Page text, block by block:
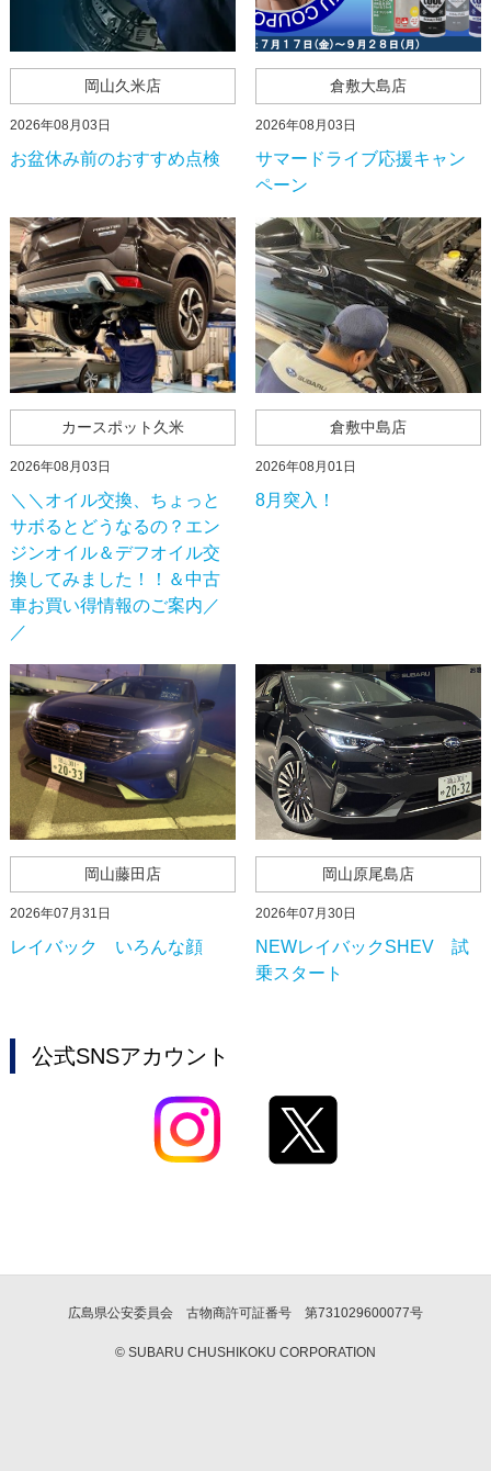
岡山久米店
2026年08月03日
お盆休み前のおすすめ点検
倉敷大島店
2026年08月03日
サマードライブ応援キャン
ペーン
カースポット久米
2026年08月03日
＼＼オイル交換、ちょっと
サボるとどうなるの？エン
ジンオイル＆デフオイル交
換してみました！！＆中古
車お買い得情報のご案内／
／
倉敷中島店
2026年08月01日
8月突入！
岡山藤田店
2026年07月31日
レイバック いろんな顔
岡山原尾島店
2026年07月30日
NEWレイバックSHEV 試
乗スタート
公式SNSアカウント
広島県公安委員会 古物商許可証番号 第731029600077号
© SUBARU CHUSHIKOKU CORPORATION